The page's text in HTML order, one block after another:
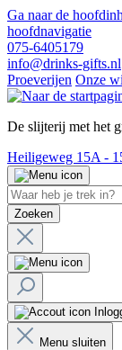
Ga naar de
hoofdnavigatie
075-6405179
info@drinks-gifts.nl
Proeverijen Onze
De slijterij met het
Heiligeweg 15A -
Zoeken
Menu sluiten